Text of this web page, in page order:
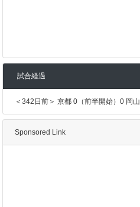
試合経過
＜342日前＞ 京都 0（前半開始）0 岡山
Sponsored Link